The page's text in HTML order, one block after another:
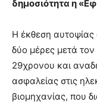
δημοσιότητα η
Η έκθεση
δύο μέρες μετά
29χρονου και
ασφαλείας στις
βιομηχανίας, που